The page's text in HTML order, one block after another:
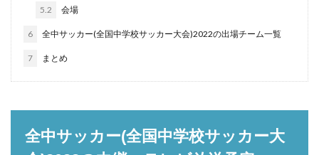
5.2 会場
6 全中サッカー(全国中学校サッカー大会)2022の出場チーム一覧
7 まとめ
全中サッカー(全国中学校サッカー大